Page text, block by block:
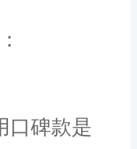
碑款是